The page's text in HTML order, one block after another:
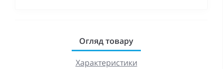
Огляд товару
Характеристики